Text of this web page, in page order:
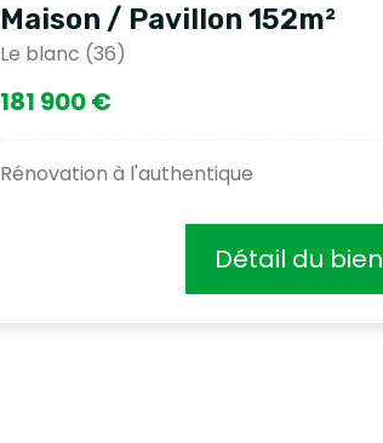
Maison / Pavillon 152m²
Le blanc (36)
181 900 €
Rénovation à l'authentique
Détail du bien